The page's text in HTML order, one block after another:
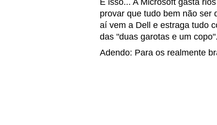
provar que tudo bem não ser
aí vem a Dell e estraga tudo
das "duas garotas e um
Adendo: Para os realmente